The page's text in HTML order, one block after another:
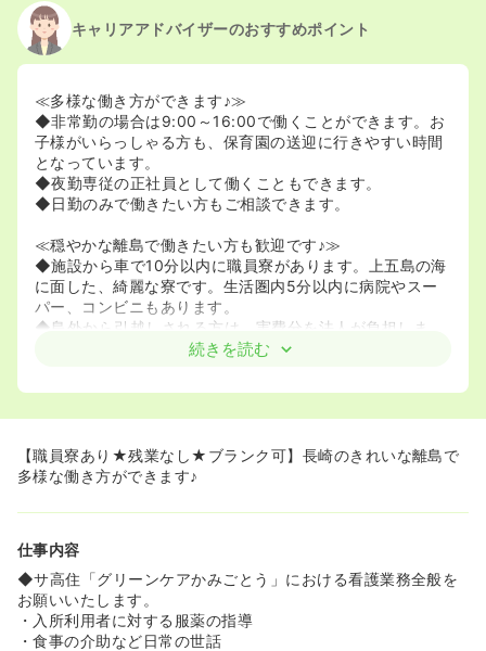
キャリアアドバイザーのおすすめポイント
≪多様な働き方ができます♪≫
◆非常勤の場合は9:00～16:00で働くことができます。お
子様がいらっしゃる方も、保育園の送迎に行きやすい時間
となっています。
◆夜勤専従の正社員として働くこともできます。
◆日勤のみで働きたい方もご相談できます。
≪穏やかな離島で働きたい方も歓迎です♪≫
◆施設から車で10分以内に職員寮があります。上五島の海
に面した、綺麗な寮です。生活圏内5分以内に病院やスー
パー、コンビニもあります。
◆島外から引越しされる方は、実費分を法人が負担しま
います。
◆ブランクのある方も、先輩社員が優しく指導してくれま
す。
負担します。
せ、法人が負担します。
◆その他、年に数回、外部講師による専門的な講習が行わ
れています。
◆九州地区の介護老人保健施設全体のイベントでの講演や
発表を行うほか、海外視察も行っています。
続きを読む
【職員寮あり★残業なし★ブランク可】長崎のきれいな離島で
多様な働き方ができます♪
仕事内容
◆サ高住「グリーンケアかみごとう」における看護業務全般を
お願いいたします。
・入所利用者に対する服薬の指導
・食事の介助など日常の世話